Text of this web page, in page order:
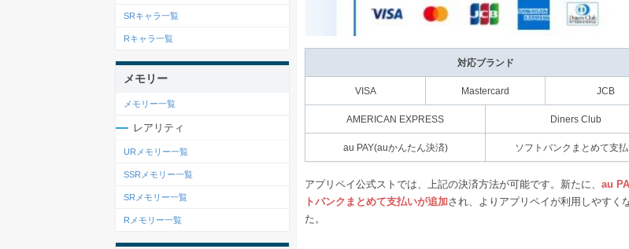
対応ブランド
VISA Mastercard JCB
AMERICAN EXPRESS Diners Club
au PAY(auかんたん決済) ソフトバンクまとめて支
アプリペイ公式ストでは、上記の決済方法が可能です。新たに、 au
トバンクまとめて支払いが追加され、よりアプリペイが利用しやすく
た。
SRキャラ一覧
Rキャラ一覧
メモリー
メモリー一覧
レアリティ
URメモリー一覧
SSRメモリー一覧
SRメモリー一覧
Rメモリー一覧